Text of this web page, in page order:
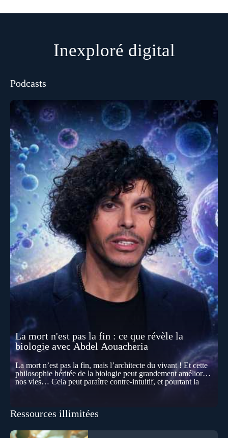
Inexploré digital
Podcasts
La mort n'est pas la fin : ce que révèle la
biologie avec Abdel Aouacheria
La mort n’est pas la fin, mais l’architecte du vivant ! Et cette
philosophie héritée de la biologie peut grandement améliorer
nos vies… Cela peut paraître contre-intuitif, et pourtant la
se construisent grâce à des milliers de morts cellulaires
effacements nécessaires façonnent la vie elle-même. À toutes
Ressources illimitées